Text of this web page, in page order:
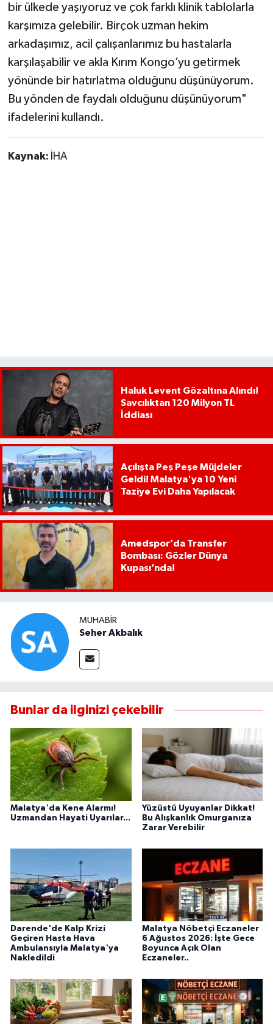
bir ülkede yaşıyoruz ve çok farklı klinik tablolarla
karşımıza gelebilir. Birçok uzman hekim
arkadaşımız, acil çalışanlarımız bu hastalarla
karşılaşabilir ve akla Kırım Kongo’yu getirmek
yönünde bir hatırlatma olduğunu düşünüyorum.
Bu yönden de faydalı olduğunu düşünüyorum"
ifadelerini kullandı.
Kaynak: İHA
Haluk Levent Gözaltına Alındı!
Savcılıktan 120 Milyon TL
İddiası
Açılışta Peş Peşe Müjdeler
Geldi! Malatya'ya 10 Yeni
Taziye Evi Daha Yapılacak
Amedspor’da Transfer
Bombası: Gözler Dünya
Kupası’nda!
MUHABIR
Seher Akbalık
Bunlar da ilginizi çekebilir
Malatya'da Kene Alarmı!
Uzmandan Hayati Uyarılar...
Yüzüstü Uyuyanlar Dikkat!
Bu Alışkanlık Omurganıza
Zarar Verebilir
Darende'de Kalp Krizi
Geçiren Hasta Hava
Ambulansıyla Malatya'ya
Nakledildi
Malatya Nöbetçi Eczaneler
6 Ağustos 2026: İşte Gece
Boyunca Açık Olan
Eczaneler..